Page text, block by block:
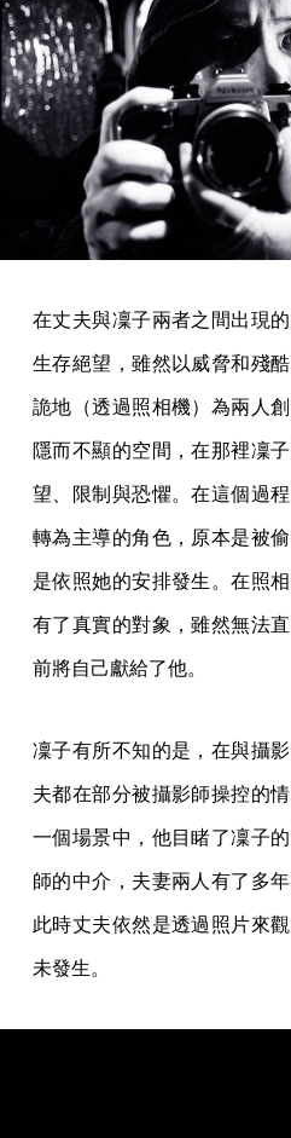
在丈夫與凜子兩者之間出現
生存絕望，雖然以威脅和殘
詭地（透過照相機）為兩人
隱而不顯的空間，在那裡凜
望、限制與恐懼。在這個過
轉為主導的角色，原本是被
是依照她的安排發生。在照
有了真實的對象，雖然無法
前將自己獻給了他。
凜子有所不知的是，在與攝
夫都在部分被攝影師操控的
一個場景中，他目睹了凜子
師的中介，夫妻兩人有了多
此時丈夫依然是透過照片來
未發生。